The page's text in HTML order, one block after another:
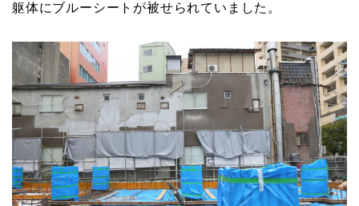
躯体にブルーシートが被せられていました。